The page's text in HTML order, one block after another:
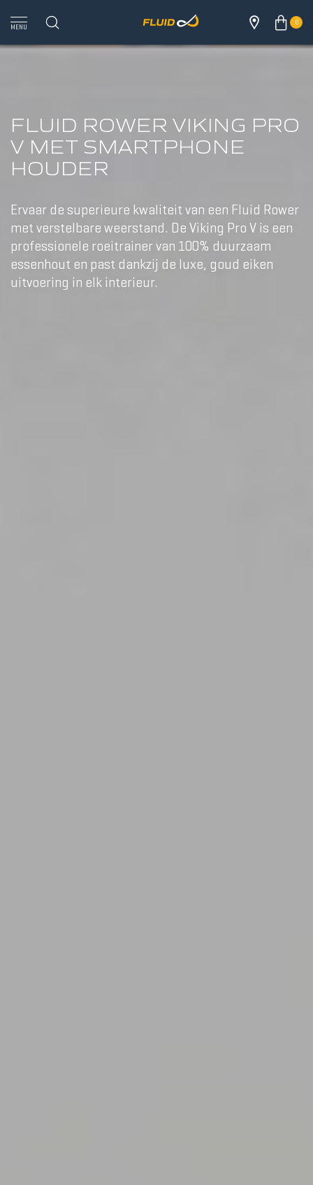
MENU
0
FLUID ROWER VIKING PRO
V MET SMARTPHONE
HOUDER
Ervaar de superieure kwaliteit van een Fluid Rower
met verstelbare weerstand. De Viking Pro V is een
professionele roeitrainer van 100% duurzaam
essenhout en past dankzij de luxe, goud eiken
uitvoering in elk interieur.